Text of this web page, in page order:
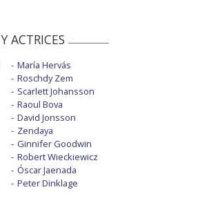
ACTRICES
María Hervás
Roschdy Zem
Scarlett Johansson
Raoul Bova
David Jonsson
Zendaya
Ginnifer Goodwin
Robert Wieckiewicz
Óscar Jaenada
Peter Dinklage